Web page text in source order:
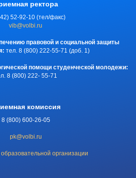
ректора
52-92-10 (тел/факс)
vib@volbi.ru
правовой и социальной защиты
тел. 8 (800) 222-55-71 (доб. 1)
помощи студенческой молодежи:
8 (800) 222- 55-71
комиссия
8 (800) 600-26-05
pk@volbi.ru
организации